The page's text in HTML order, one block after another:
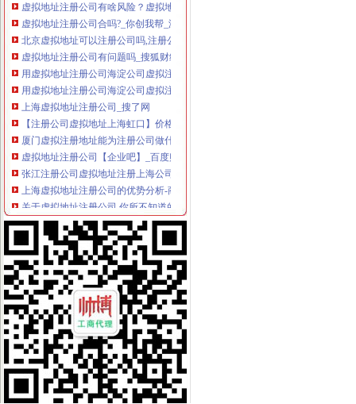
虚拟地址注册公司合吗?_你创我帮_温州金点_新浪博客
北京虚拟地址可以注册公司吗,注册公司*办,虚拟地址注册公司-北京
虚拟地址注册公司有问题吗_搜狐财经_搜狐网
用虚拟地址注册公司海淀公司虚拟注册地址包年检-中国贸易网
用虚拟地址注册公司海淀公司虚拟注册地址包年检_志趣网
上海虚拟地址注册公司_搜了网
【注册公司虚拟地址上海虹口】价格_厂家_图片-Hc360慧聪网
厦门虚拟注册地址能为注册公司做什么-久久信息网
虚拟地址注册公司【企业吧】_百度贴吧
张江注册公司虚拟地址注册上海公司流程_搜狐财经_搜狐网
上海虚拟地址注册公司的优势分析-商务服务
关于虚拟地址注册公司 你所不知道的问题_北京代办注册公司-泓灼_
注册北京公司北京注册公司虚拟地址
注册公司虚拟地址到底可靠不可靠,会不会有人来查我？-商务服务
张江注册公司虚拟地址注册上海公司流程_搜狐财经_搜狐网
注册公司能否使用虚拟地址？
苏州工业园区虚拟地址注册公司需要哪些-商务服务-番禺社区网
公司注册地址,虚拟地址能注册吗
提供公司注册虚拟地址注册公司-爱喇叭网
陆家嘴注册公司,虚拟地址欢迎内外资企业落户！-产品网
北京虚拟注册地址_公司虚拟注册地址_虚拟办公地址
【58同城】注册公司虚拟地址
【提供公司注册地址虚拟注册地址】价格,厂家,图片,公司注册、
北京虚拟办公室提供虚拟注册公司注册地址图片,北京虚拟办公室提供